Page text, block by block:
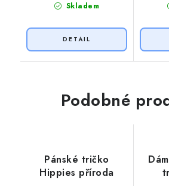
Skladem
Podobné
Pánské tričko
Hippies příroda